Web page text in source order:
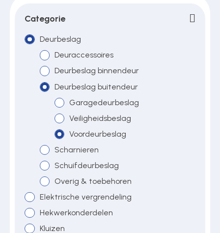
Over ons
Contact
Categorie
Deurbeslag
Deuraccessoires
Deurbeslag binnendeur
Deurbeslag buitendeur
Garagedeurbeslag
Veiligheidsbeslag
Voordeurbeslag
Scharnieren
Schuifdeurbeslag
Overig & toebehoren
Elektrische vergrendeling
Hekwerkonderdelen
Kluizen